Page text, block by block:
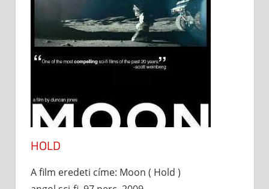
HOLD
A film eredeti címe: Moon ( Hold )